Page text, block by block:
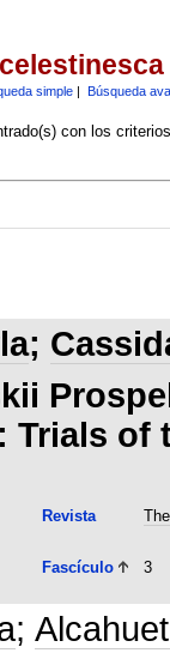
simple| Búsqueda
con los
;
Trials of
Revista
Fascículo 3
;